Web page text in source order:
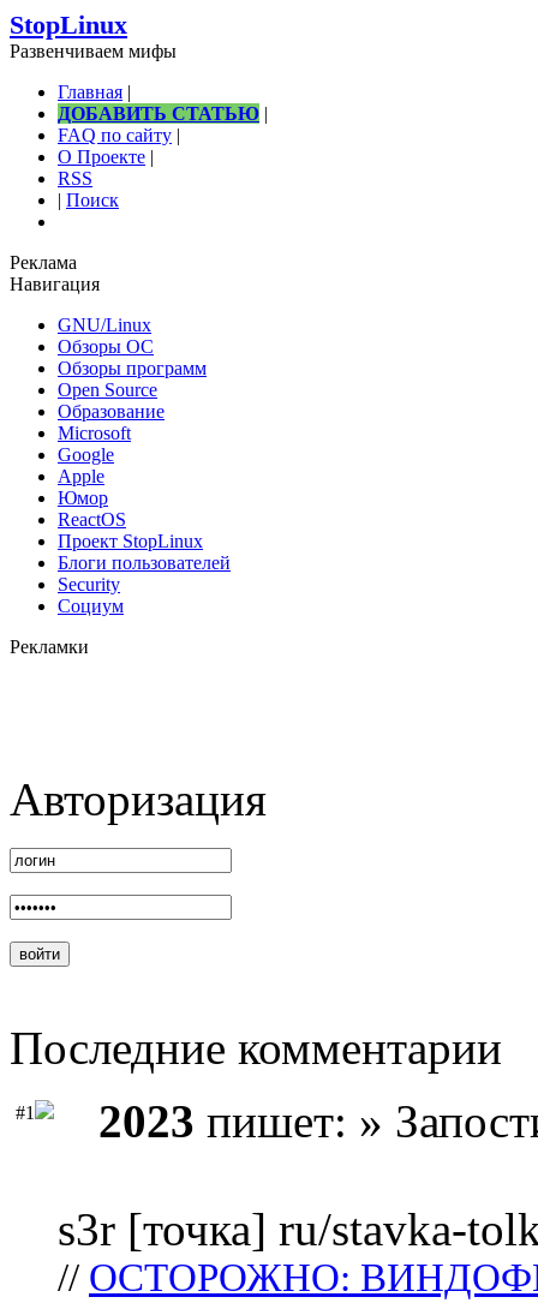
StopLinux
Развенчиваем мифы
Главная |
ДОБАВИТЬ СТАТЬЮ |
FAQ по сайту |
О Проекте |
RSS
| Поиск
Реклама
Навигация
GNU/Linux
Обзоры ОС
Обзоры программ
Open Source
Образование
Microsoft
Google
Apple
Юмор
ReactOS
Проект StopLinux
Блоги пользователей
Security
Социум
Рекламки
Авторизация
Последние комментарии
#1 2023 пишет: »
s3r [точка] ru/stavka-
// ОСТОРОЖНО: